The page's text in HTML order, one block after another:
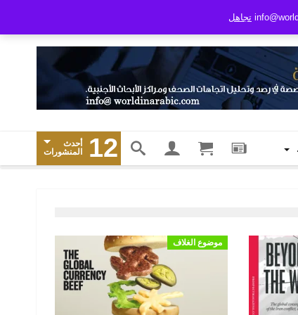
12
أحدث
المنشورات
موضوع الغلاف
تجاهل